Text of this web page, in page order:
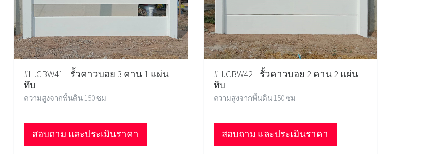
#H.CBW41 - รั้วคาวบอย 3 คาน 1 แผ่น
ทึบ
ความสูงจากพื้นดิน 150 ซม
สอบถาม และประเมินราคา
#H.CBW42 - รั้วคาวบอย 2 คาน 2 แผ่น
ทึบ
ความสูงจากพื้นดิน 150 ซม
สอบถาม และประเมินราคา